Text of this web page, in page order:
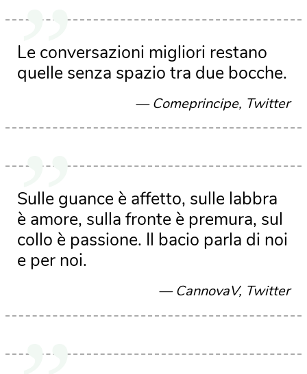
Le conversazioni migliori restano
quelle senza spazio tra due bocche.
Comeprincipe, Twitter
Sulle guance è affetto, sulle labbra
è amore, sulla fronte è premura, sul
collo è passione. Il bacio parla di noi
e per noi.
CannovaV, Twitter